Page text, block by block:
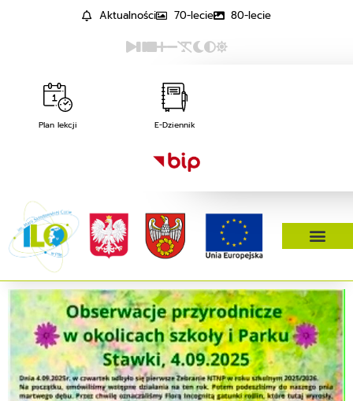
Aktualności 70-lecie 80-lecie
Plan lekcji E-Dziennik